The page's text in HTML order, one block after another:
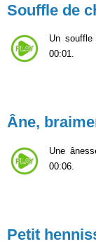
Souffle de
Un
00:01.
Âne,
Une
00:06.
Petit